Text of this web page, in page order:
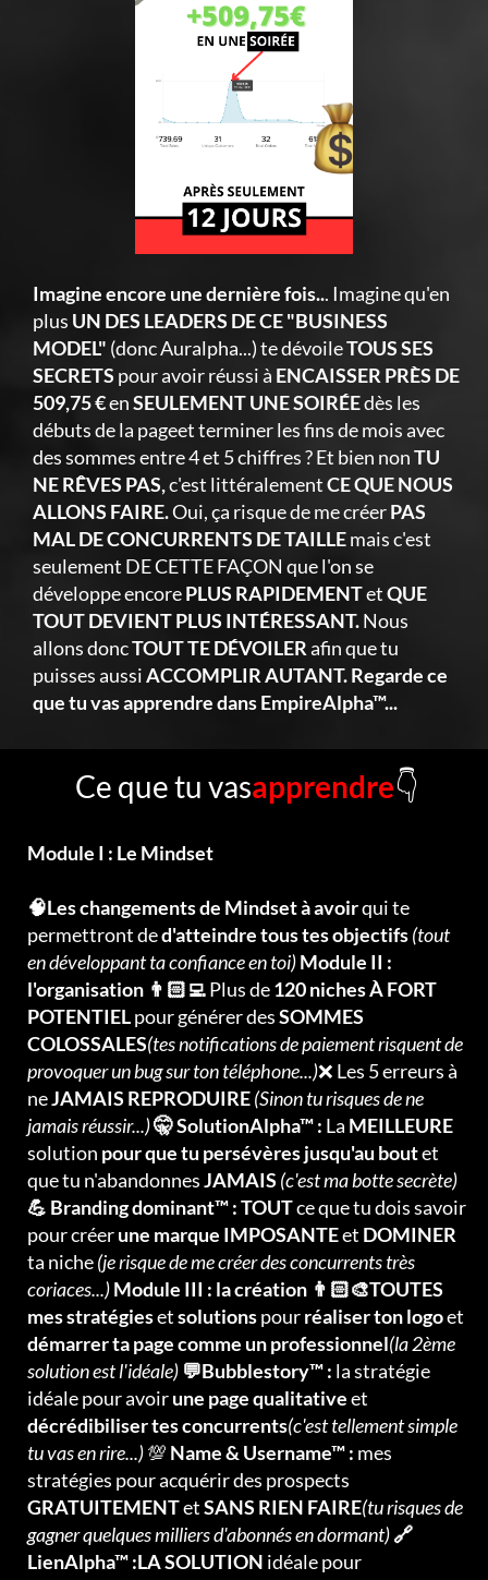
Imagine encore une dernière fois... Imagine qu'en
plus UN DES LEADERS DE CE "BUSINESS
MODEL" (donc Auralpha...) te dévoileTOUS SES
SECRETS pour avoir réussi à ENCAISSER PRÈS DE
509,75 €enSEULEMENT UNE SOIRÉEdès les
débuts de la pageet terminer les fins de mois avec
des sommes entre 4 et 5 chiffres ? Et bien nonTU
NE RÊVES PAS,c'est littéralementCE QUE NOUS
ALLONS FAIRE.Oui, ça risque de me créerPAS
MAL DE CONCURRENTS DE TAILLEmais c'est
seulement DE CETTE FAÇON que l'on se
développe encorePLUS RAPIDEMENTetQUE
TOUT DEVIENT PLUS INTÉRESSANT.Nous
allons doncTOUT TE DÉVOILERafin que tu
puisses aussiACCOMPLIR AUTANT. Regarde ce
que tu vas apprendre dans EmpireAlpha™...
Ce que tu vasapprendre👇
Module I : Le Mindset
🧠Les changements de Mindset à avoirqui te
permettront ded'atteindre tous tes objectifs(tout
en développant ta confiance en toi)Module II :
l'organisation 👨🏻‍💻Plus de120 niches À FORT
POTENTIELpour générer desSOMMES
COLOSSALES(tes notifications de paiement risquent de
provoquer un bug sur ton téléphone...)❌ Les 5 erreurs à
neJAMAIS REPRODUIRE(Sinon tu risques de ne
jamais réussir...)🤫 SolutionAlpha™ : La MEILLEURE
solution pour que tu persévères jusqu'au boutet
que tu n'abandonnesJAMAIS (c'est ma botte secrète)
💪 Branding dominant™ : TOUTce que tu dois savoir
pour créerune marque IMPOSANTEet DOMINER
ta niche(je risque de me créer des concurrents très
coriaces...)Module III : la création 👨🏻‍🎨TOUTES
mes stratégiesetsolutionspourréaliser ton logoet
démarrer ta page comme un professionnel(la 2ème
solution est l'idéale) 💬Bubblestory™ : la stratégie
idéale pour avoirune page qualitativeet
décrédibiliser tes concurrents(c'est tellement simple
tu vas en rire...)💯 Name & Username™ : mes
stratégies pour acquérir des prospects
GRATUITEMENTetSANS RIEN FAIRE(tu risques de
gagner quelques milliers d'abonnés en dormant)🔗
LienAlpha™ :LA SOLUTION idéale pour